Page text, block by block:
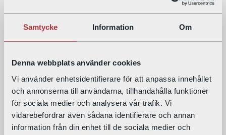
Samtycke Information Om
Denna webbplats använder cookies
Vi använder enhetsidentifierare för att anpassa innehållet
och annonserna till användarna, tillhandahålla funktioner
för sociala medier och analysera vår trafik. Vi
vidarebefordrar även sådana identifierare och annan
information från din enhet till de sociala medier och
några fler förvärv av fastigheter i Stockholms innerstad under
1990- och början av 2000-talet. Därför genomförs ett tydligt
särskiljande på kyrklig och kommersiell verksamhet den 1 januari
Probitas. Samtidigt bildas ett nytt och tredje dotterbolag till
koncernen. Det får namnet Stensnäs Kurs & Konferens AB med
uppgift att driva församlingsgården Stensnäs i ett kommersiellt
syfte. IFAB har härmed övertagit församlingens alla helägda
fastigheter.
År 2001 förvärvas ”Barnhusväderkvarnen 22”. Här finns Hotell
Tegnerlunden AB med sin verksamhet och den 1 juni år 2004